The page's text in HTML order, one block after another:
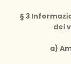
§ 3
dei
a)